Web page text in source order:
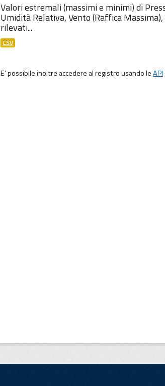
Valori estremali (massimi e minimi) di
Umidità Relativa, Vento (Raffica
rilevati...
CSV
E' possibile inoltre accedere al registro usando leAPI